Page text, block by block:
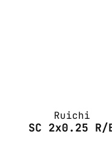
Ruichi
SC 2x0.25 R/